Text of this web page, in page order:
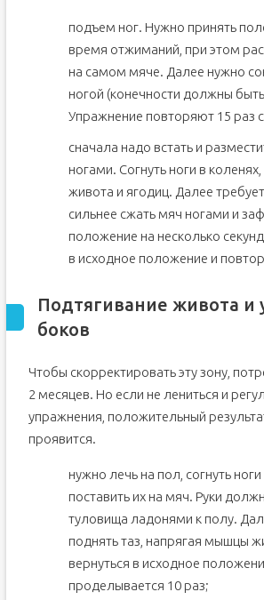
подъем ног. Нужно принять
время отжиманий, при этом
на самом мяче. Далее нужно
ногой (конечности должны
Упражнение повторяют 15 раз
сначала надо встать и
ногами. Согнуть ноги в
живота и ягодиц. Далее
сильнее сжать мяч ногами и
положение на несколько
в исходное положение и
Подтягивание живота и
боков
Чтобы скорректировать эту зону,
2 месяцев. Но если не лениться и
упражнения, положительный
проявится.
нужно лечь на пол, согнуть
поставить их на мяч. Руки
туловища ладонями к полу.
поднять таз, напрягая мышцы
вернуться в исходное
проделывается 10 раз;